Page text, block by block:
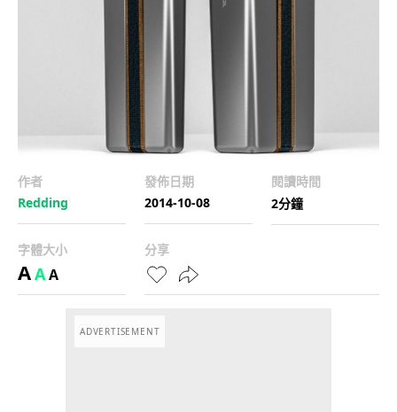
作者
Redding
發佈日期
2014-10-08
閱讀時間
2分鐘
字體大小
AAA
分享
ADVERTISEMENT